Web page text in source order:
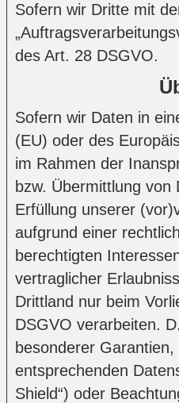
Sofern wir Dritte mit
des Art. 28 DSGVO.
Sofern wir Daten in
(EU) oder des
im Rahmen der
bzw. Übermittlung
Erfüllung unserer
aufgrund einer
berechtigten
vertraglicher
Drittland nur beim
DSGVO verarbeiten.
besonderer
entsprechenden
Shield“) oder